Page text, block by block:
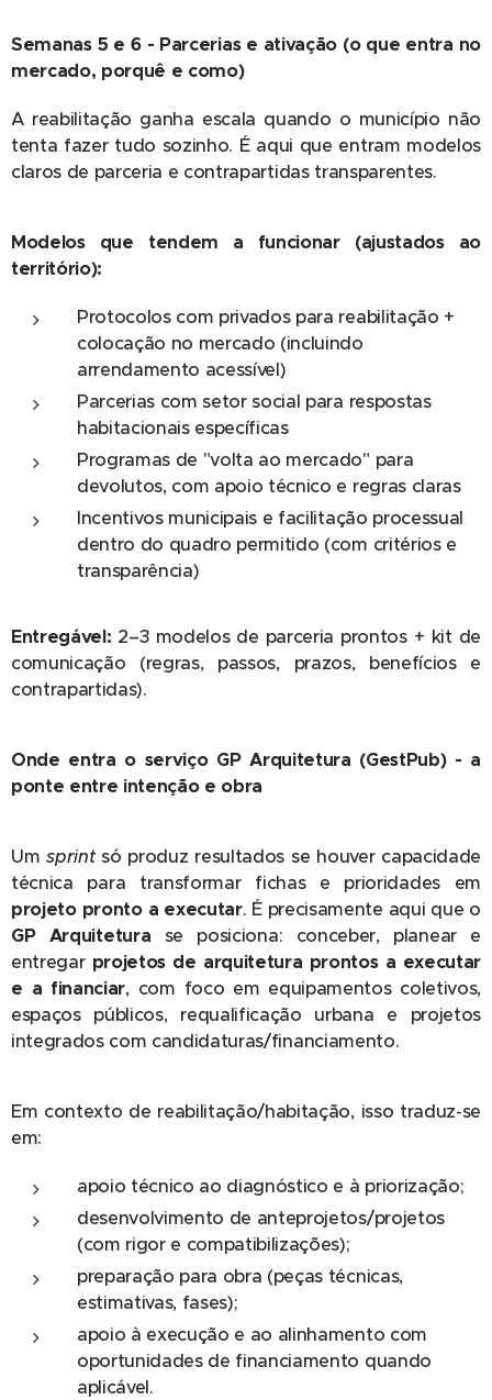
Semanas 5 e 6 - Parcerias e ativação (o que entra no
mercado, porquê e como)
A reabilitação ganha escala quando o município não
tenta fazer tudo sozinho. É aqui que entram modelos
claros de parceria e contrapartidas transparentes.
Modelos que tendem a funcionar (ajustados ao
território):
Protocolos com privados para reabilitação +
colocação no mercado (incluindo
arrendamento acessível)
Parcerias com setor social para respostas
habitacionais específicas
Programas de "volta ao mercado" para
devolutos, com apoio técnico e regras claras
Incentivos municipais e facilitação processual
dentro do quadro permitido (com critérios e
transparência)
Entregável: 2–3 modelos de parceria prontos + kit de
comunicação (regras, passos, prazos, benefícios e
contrapartidas).
Onde entra o serviço GP Arquitetura (GestPub) - a
ponte entre intenção e obra
Umsprintsó produz resultados se houver capacidade
técnica para transformar fichas e prioridades em
projeto pronto a executar. É precisamente aqui que o
GP Arquitetura se posiciona: conceber, planear e
entregar projetos de arquitetura prontos a executar
e a financiar, com foco em equipamentos coletivos,
espaços públicos, requalificação urbana e projetos
integrados com candidaturas/financiamento.
Em contexto de reabilitação/habitação, isso traduz-se
em:
apoio técnico ao diagnóstico e à priorização;
desenvolvimento de anteprojetos/projetos
(com rigor e compatibilizações);
preparação para obra (peças técnicas,
estimativas, fases);
apoio à execução e ao alinhamento com
oportunidades de financiamento quando
aplicável.